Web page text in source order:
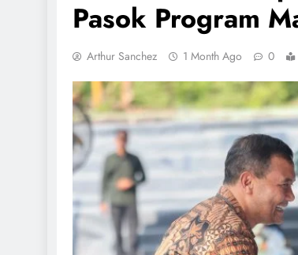
Pasok Program
Arthur Sanchez 1 Month Ago 0